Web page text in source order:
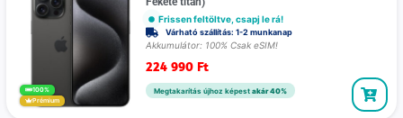
100%
Prémium
Frissen feltöltve, csapj le rá!
Várható szállítás: 1-2 munkanap
Akkumulátor: 100% Csak eSIM!
224 990 Ft
Megtakarítás újhoz képest akár 40%